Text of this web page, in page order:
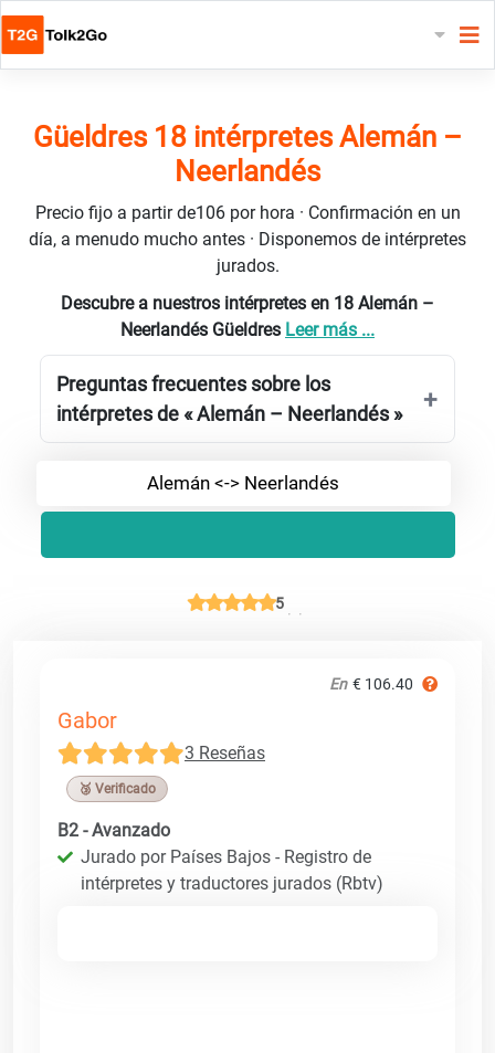
Güeldres 18 intérpretes Alemán –
Neerlandés
Precio fijo a partir de106 por hora · Confirmación en un
día, a menudo mucho antes · Disponemos de intérpretes
jurados.
Descubre a nuestros intérpretes en 18 Alemán –
Neerlandés Güeldres Leer más ...
Preguntas frecuentes sobre los
intérpretes de « Alemán – Neerlandés »
Alemán <-> Neerlandés
5
En € 106.40
Gabor
3 Reseñas
🥉 Verificado
B2 - Avanzado
Jurado por Países Bajos - Registro de
intérpretes y traductores jurados (Rbtv)